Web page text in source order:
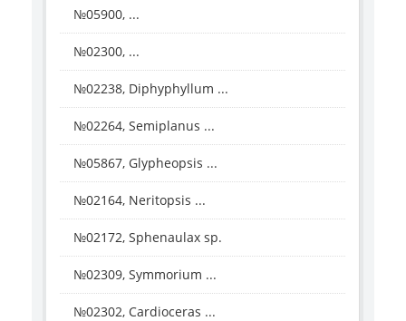
№05900, ...
№02300, ...
№02238, Diphyphyllum ...
№02264, Semiplanus ...
№05867, Glypheopsis ...
№02164, Neritopsis ...
№02172, Sphenaulax sp.
№02309, Symmorium ...
№02302, Cardioceras ...